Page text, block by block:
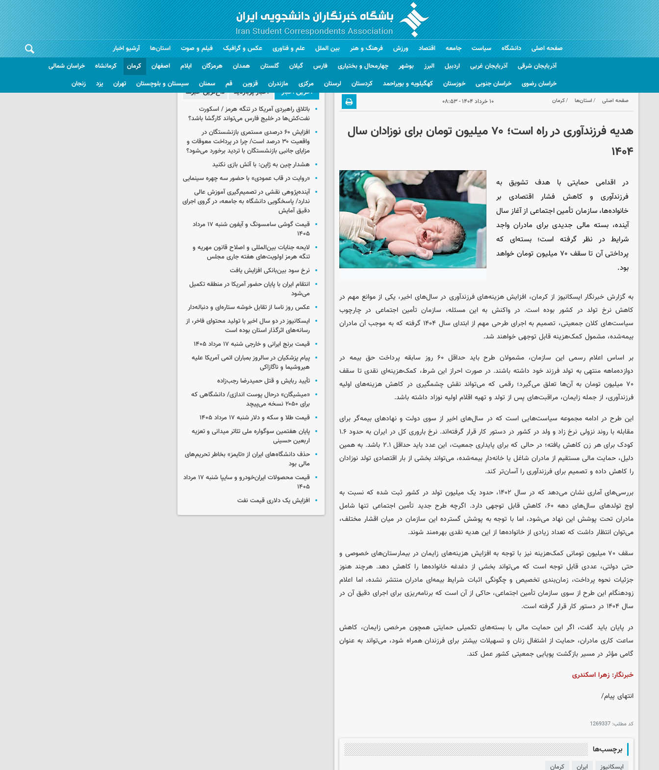
صفحه اصلی دانشگاه سیاست جامعه اقتصاد ورزش فرهنگ و هنر بین الملل علم و فناوری عکس و گرافیک فیلم و صوت
استان‌ها
آذربایجان شرقی
آذربایجان غربی اردبیل البرز بوشهر چهارمحال و بختیاری فارس گیلان گلستان همدان هرمزگان ایلام اصفهان کرمان کرمانشاه
خراسان شمالی
خراسان رضوی
خراسان جنوبی خوزستان کهگیلویه و بویراحمد کردستان لرستان مرکزی مازندران قزوین قم سمنان سیستان و بلوچستان تهران یزد زنجان
آرشیو اخبار
صفحه اصلی استان‌ها کرمان ۱۰ خرداد ۱۴۰۴ - ۰۸:۵۳
هدیه فرزندآوری در راه است؛ ۷۰ میلیون تومان برای نوزادان سال
۱۴۰۴
در اقدامی حمایتی با هدف تشویق به
فرزندآوری و کاهش فشار اقتصادی بر
خانواده‌ها، سازمان تأمین اجتماعی از آغاز سال
آینده، بسته مالی جدیدی برای مادران واجد
شرایط در نظر گرفته است؛ بسته‌ای که
پرداختی آن تا سقف ۷۰ میلیون تومان خواهد
بود.
به گزارش خبرنگارایسکانیوز از کرمان، افزایش هزینه‌های فرزندآوری در سال‌های اخیر، یکی از موانع مهم در
کاهش نرخ تولد در کشور بوده است. در واکنش به این مسئله، سازمان تأمین اجتماعی در چارچوب
سیاست‌های کلان جمعیتی، تصمیم به اجرای طرحی مهم از ابتدای سال ۱۴۰۴ گرفته که به موجب آن مادران
بیمه‌شده، مشمول کمک‌هزینه قابل توجهی خواهند شد.
بر اساس اعلام رسمی این سازمان، مشمولان طرح باید حداقل ۶۰ روز سابقه پرداخت حق بیمه در
دوازده‌ماهه منتهی به تولد فرزند خود داشته باشند. در صورت احراز این شرط، کمک‌هزینه‌ای نقدی تا سقف
۷۰ میلیون تومان به آن‌ها تعلق می‌گیرد؛ رقمی که می‌تواند نقش چشمگیری در کاهش هزینه‌های اولیه
فرزندآوری، از جمله زایمان، مراقبت‌های پس از تولد و تهیه اقلام اولیه نوزاد داشته باشد.
این طرح در ادامه مجموعه سیاست‌هایی است که در سال‌های اخیر از سوی دولت و نهادهای بیمه‌گر برای
مقابله با روند نزولی نرخ زاد و ولد در کشور در دستور کار قرار گرفته‌اند. نرخ باروری کل در ایران به حدود ۱.۶
کودک برای هر زن کاهش یافته؛ در حالی که برای پایداری جمعیت، این عدد باید حداقل ۲.۱ باشد. به همین
دلیل، حمایت مالی مستقیم از مادران شاغل یا خانه‌دارِ بیمه‌شده، می‌تواند بخشی از بار اقتصادی تولد نوزادان
را کاهش داده و تصمیم برای فرزندآوری را آسان‌تر کند.
بررسی‌های آماری نشان می‌دهد که در سال ۱۴۰۲، حدود یک میلیون تولد در کشور ثبت شده که نسبت به
اوج تولدهای سال‌های دهه ۶۰، کاهش قابل توجهی دارد. اگرچه طرح جدید تأمین اجتماعی تنها شامل
مادران تحت پوشش این نهاد می‌شود، اما با توجه به پوشش گسترده این سازمان در میان اقشار مختلف،
می‌توان انتظار داشت که تعداد زیادی از خانواده‌ها از این هدیه نقدی بهره‌مند شوند.
سقف ۷۰ میلیون تومانی کمک‌هزینه نیز با توجه به افزایش هزینه‌های زایمان در بیمارستان‌های خصوصی و
حتی دولتی، عددی قابل توجه است که می‌تواند بخشی از دغدغه خانواده‌ها را کاهش دهد. هرچند هنوز
جزئیات نحوه پرداخت، زمان‌بندی تخصیص و چگونگی اثبات شرایط بیمه‌ای مادران منتشر نشده، اما اعلام
زودهنگام این طرح از سوی سازمان تأمین اجتماعی، حاکی از آن است که برنامه‌ریزی برای اجرای دقیق آن در
سال ۱۴۰۴ در دستور کار قرار گرفته است.
در پایان باید گفت، اگر این حمایت مالی با بسته‌های تکمیلی حمایتی همچون مرخصی زایمان، کاهش
ساعت کاری مادران، حمایت از اشتغال زنان و تسهیلات بیشتر برای فرزندان همراه شود، می‌تواند به عنوان
گامی مؤثر در مسیر بازگشت پویایی جمعیتی کشور عمل کند.
خبرنگار: زهرا اسکندری
انتهای پیام/
کد مطلب: 1269337
برچسب‌ها
ایسکانیوز ایران کرمان
آخرین اخبار اخبار پربازدید داغ‌ترین خبرها
باتلاق راهبردی آمریکا در تنگه هرمز / اسکورت
نفت‌کش‌ها در خلیج فارس می‌تواند کارگشا باشد؟
افزایش ۶۰ درصدی مستمری‌ بازنشستگان در
واقعیت ۳۰ درصد است/ چرا در پرداخت معوقات و
مزایای جانبی بازنشستگان با تردید برخورد می‌شود؟
هشدار چین به ژاپن: با آتش بازی نکنید
«روایت در قاب عمودی» با حضور سه چهره سینمایی
آینده‌پژوهی نقشی در تصمیم‌گیری آموزش عالی
ندارد/ پاسخگویی دانشگاه به جامعه، در گروی اجرای
دقیق آمایش
قیمت گوشی سامسونگ و آیفون شنبه ۱۷ مرداد
۱۴۰۵
لایحه جنایات بین‌المللی و اصلاح قانون مهریه و
تنگه هرمز اولویت‌های هفته جاری مجلس
نرخ سود بین‌بانکی افزایش یافت
انتقام ایران با پایان حضور آمریکا در منطقه تکمیل
می‌شود
عکس روز ناسا از تقابل خوشه ستاره‌ای و دنباله‌دار
ایسکانیوز در دو سال اخیر با تولید محتوای فاخر، از
رسانه‌های اثرگذار استان بوده است
قیمت برنج ایرانی و خارجی شنبه ۱۷ مرداد ۱۴۰۵
پیام پزشکیان در سالروز بمباران اتمی آمریکا علیه
هیروشیما و ناگازاکی
تأیید ربایش و قتل حمیدرضا رجب‌زاده
«میشیگان» درحال پوست اندازی/ دانشگاهی که
برای ۲۰۵۰ نسخه می‌پیچد
قیمت طلا و سکه و دلار شنبه ۱۷ مرداد ۱۴۰۵
پایان هفتمین سوگواره ملی تئاتر میدانی و تعزیه
اربعین حسینی
حذف دانشگاه‌های ایران از «تایمز» بخاطر تحریم‌های
مالی بود
قیمت محصولات ایران‌خودرو و سایپا شنبه ۱۷ مرداد
۱۴۰۵
افزایش یک دلاری قیمت نفت